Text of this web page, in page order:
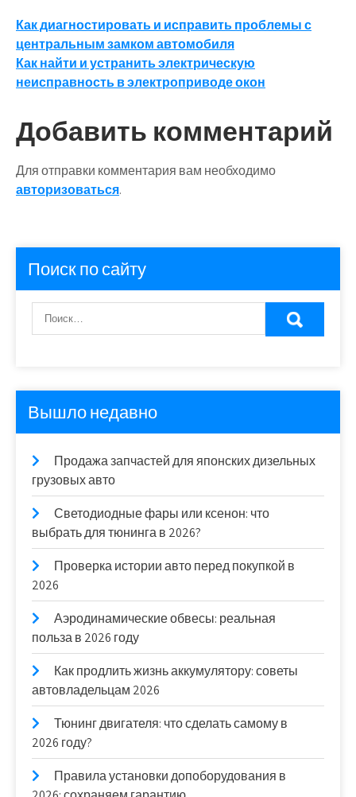
Навигация
по
записям
Как диагностировать и исправить проблемы с
центральным замком автомобиля
Как найти и устранить электрическую
неисправность в электроприводе окон
Добавить комментарий
Для отправки комментария вам необходимо
авторизоваться.
Поиск по сайту
Вышло недавно
Продажа запчастей для японских дизельных
грузовых авто
Светодиодные фары или ксенон: что
выбрать для тюнинга в 2026?
Проверка истории авто перед покупкой в
2026
Аэродинамические обвесы: реальная
польза в 2026 году
Как продлить жизнь аккумулятору: советы
автовладельцам 2026
Тюнинг двигателя: что сделать самому в
2026 году?
Правила установки допоборудования в